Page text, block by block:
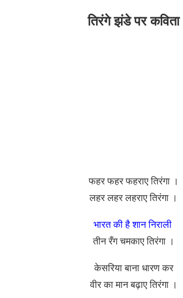
तिरंगे झंडे पर कविता
फहर फहर फहराए तिरंगा ।
लहर लहर लहराए तिरंगा ।
भारत की है शान निराली
तीन रँग चमकाए तिरंगा ।
केसरिया बाना धारण कर
वीर का मान बढ़ाए तिरंगा ।